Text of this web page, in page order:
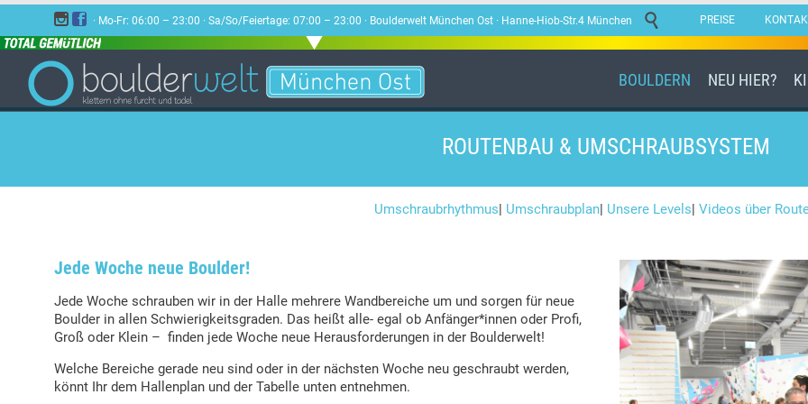
  · Mo-Fr: 06:00 – 23:00 · Sa/So/Feiertage: 07:00 – 23:00 · Boulderwelt München Ost · Hanne-Hiob-Str.4 München  PREISE
BOULDERN NEU HIER?
ROUTENBAU & UMSCHRAUBSYSTEM
Umschraubrhythmus| Umschraubplan| Unsere Levels| Videos über
Jede Woche neue Boulder!
Jede Woche schrauben wir in der Halle mehrere Wandbereiche um und sorgen für neue
Boulder in allen Schwierigkeitsgraden. Das heißt alle- egal ob Anfänger*innen oder Profi,
Groß oder Klein – finden jede Woche neue Herausforderungen in der Boulderwelt!
Welche Bereiche gerade neu sind oder in der nächsten Woche neu geschraubt werden,
könnt Ihr dem Hallenplan und der Tabelle unten entnehmen.